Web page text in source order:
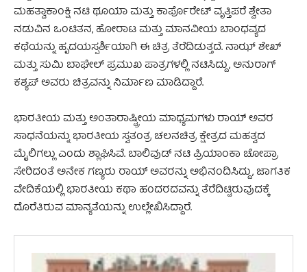
ಮಹತ್ವಾಕಾಂಕ್ಷಿ ನಟಿ ಥೂಯಾ ಮತ್ತು ಕಾರ್ಪೊರೇಟ್ ವೃತ್ತಿಪರೆ ಶ್ವೇತಾ
ನಡುವಿನ ಒಂಟಿತನ, ಹೋರಾಟ ಮತ್ತು ಮಾನವೀಯ ಬಾಂಧವ್ಯದ
ಕಥೆಯನ್ನು ಹೃದಯಸ್ಪರ್ಶಿಯಾಗಿ ಈ ಚಿತ್ರ ತೆರೆದಿಡುತ್ತದೆ. ನಾಝ್ ಶೇಖ್
ಮತ್ತು ಸುಮಿ ಬಾಘೇಲ್ ಪ್ರಮುಖ ಪಾತ್ರಗಳಲ್ಲಿ ನಟಿಸಿದ್ದು, ಅನುರಾಗ್
ಕಶ್ಯಪ್ ಅವರು ಚಿತ್ರವನ್ನು ನಿರ್ಮಾಣ ಮಾಡಿದ್ದಾರೆ.
ಭಾರತೀಯ ಮತ್ತು ಅಂತಾರಾಷ್ಟ್ರೀಯ ಮಾಧ್ಯಮಗಳು ರಾಯ್ ಅವರ
ಸಾಧನೆಯನ್ನು ಭಾರತೀಯ ಸ್ವತಂತ್ರ ಚಲನಚಿತ್ರ ಕ್ಷೇತ್ರದ ಮಹತ್ವದ
ಮೈಲಿಗಲ್ಲು ಎಂದು ಶ್ಲಾಘಿಸಿವೆ. ಬಾಲಿವುಡ್ ನಟಿ ಪ್ರಿಯಾಂಕಾ ಚೋಪ್ರಾ
ಸೇರಿದಂತೆ ಅನೇಕ ಗಣ್ಯರು ರಾಯ್ ಅವರನ್ನು ಅಭಿನಂದಿಸಿದ್ದು, ಜಾಗತಿಕ
ವೇದಿಕೆಯಲ್ಲಿ ಭಾರತೀಯ ಕಥಾ ಹಂದರದವನ್ನು ತೆರೆದಿಟ್ಟಿರುವುದಕ್ಕೆ
ದೊರೆತಿರುವ ಮಾನ್ಯತೆಯನ್ನು ಉಲ್ಲೇಖಿಸಿದ್ದಾರೆ.